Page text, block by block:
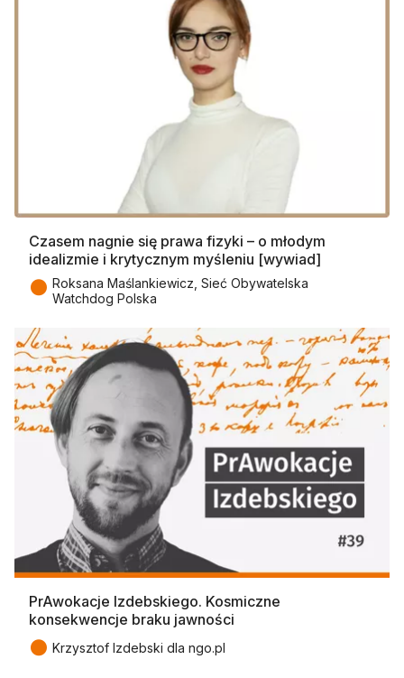
Czasem nagnie się prawa fizyki – o młodym
idealizmie i krytycznym myśleniu [wywiad]
● Roksana Maślankiewicz, Sieć Obywatelska
Watchdog Polska
PrAwokacje Izdebskiego. Kosmiczne
konsekwencje braku jawności
● Krzysztof Izdebski dla ngo.pl